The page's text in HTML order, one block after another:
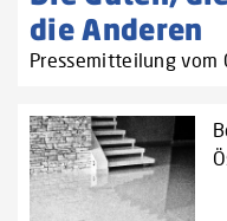
die Anderen
Pressemitteilung